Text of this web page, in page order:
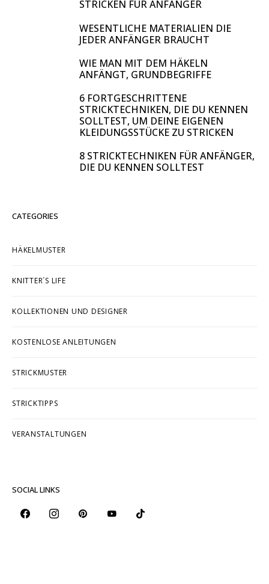
STRICKEN FÜR ANFÄNGER
WESENTLICHE MATERIALIEN DIE
JEDER ANFÄNGER BRAUCHT
WIE MAN MIT DEM HÄKELN
ANFÄNGT, GRUNDBEGRIFFE
6 FORTGESCHRITTENE
STRICKTECHNIKEN, DIE DU KENNEN
SOLLTEST, UM DEINE EIGENEN
KLEIDUNGSSTÜCKE ZU STRICKEN
8 STRICKTECHNIKEN FÜR ANFÄNGER,
DIE DU KENNEN SOLLTEST
CATEGORIES
HÄKELMUSTER
KNITTER´S LIFE
KOLLEKTIONEN UND DESIGNER
KOSTENLOSE ANLEITUNGEN
STRICKMUSTER
STRICKTIPPS
VERANSTALTUNGEN
SOCIAL LINKS